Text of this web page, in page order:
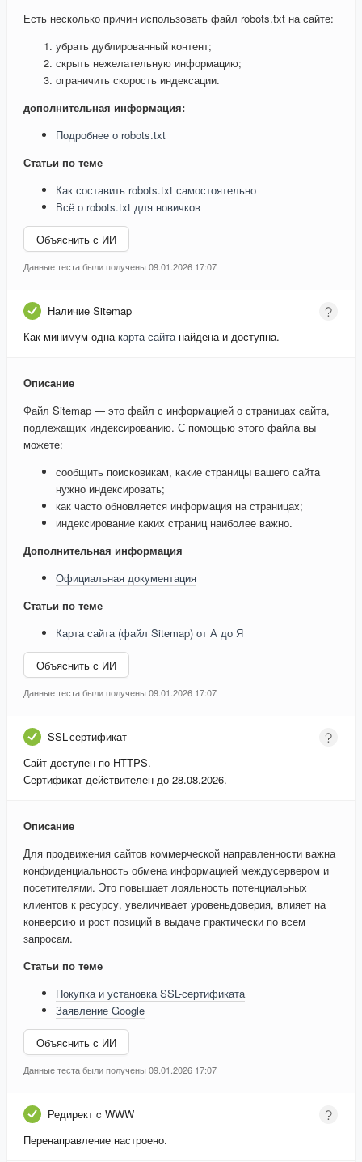
Есть несколько причин использовать файл robots.txt на сайте:
убрать дублированный контент;
скрыть нежелательную информацию;
ограничить скорость индексации.
дополнительная информация:
Подробнее о robots.txt
Статьи по теме
Как составить robots.txt самостоятельно
Всё о robots.txt для новичков
Объяснить с ИИ
Данные теста были получены 09.01.2026 17:07
Наличие Sitemap
Как минимум однакарта сайтанайдена и доступна.
Описание
Файл Sitemap — это файл с информацией о страницах сайта,
подлежащих индексированию. С помощью этого файла вы
можете:
сообщить поисковикам, какие страницы вашего сайта
нужно индексировать;
как часто обновляется информация на страницах;
индексирование каких страниц наиболее важно.
Дополнительная информация
Официальная документация
Статьи по теме
Карта сайта (файл Sitemap) от А до Я
Объяснить с ИИ
Данные теста были получены 09.01.2026 17:07
SSL-сертификат
Сайт доступен по HTTPS.
Сертификат действителен до 28.08.2026.
Описание
Для продвижения сайтов коммерческой направленности важна
конфиденциальность обмена информацией междусервером и
посетителями. Это повышает лояльность потенциальных
клиентов к ресурсу, увеличивает уровеньдоверия, влияет на
конверсию и рост позиций в выдаче практически по всем
запросам.
Статьи по теме
Покупка и установка SSL-сертификата
Заявление Google
Объяснить с ИИ
Данные теста были получены 09.01.2026 17:07
Редирект c WWW
Перенаправление настроено.